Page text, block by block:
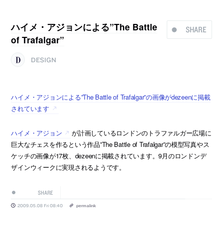
SHARE
ハイメ・アジョンによる”The Battle
of Trafalgar”
DESIGN
ハイメ・アジョンによる”The Battle of Trafalgar”の画像がdezeenに掲載
されています
ハイメ・アジョン
が計画しているロンドンのトラファルガー広場に
巨大なチェスを作るという作品”The Battle of Trafalgar”の模型写真やス
ケッチの画像が17枚、dezeenに掲載されています。9月のロンドンデ
ザインウィークに実現されるようです。
SHARE
2009.05.08 Fri 08:40 permalink